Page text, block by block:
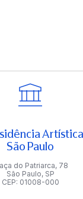
São Paulo
do Patriarca, 78
São Paulo, SP
CEP: 01008-000